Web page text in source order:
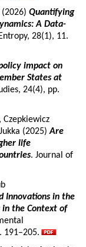
Quantifying
A Data-
28(1), 11.
impact on
States at
24(4), pp.
Czepkiewicz
(2025)Are
life
. Journal of
Innovations in the
in the Context of
191–205.